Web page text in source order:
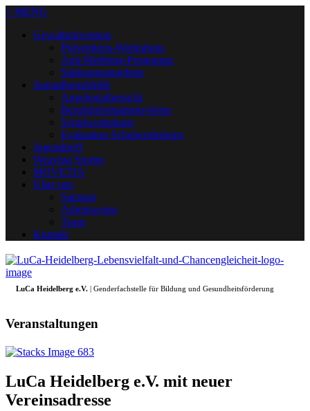
+ MENU
Gewaltprävention
Präventions-Workshops
Anti-Mobbing-Programm
Stärkungsangebote
Jugendberufshilfe
Angebotsübersicht
Berufsinformations-börse
Schulworkshops
Evaluation Schulworkshops
Jugendtreff
Weaving Stories
MOVETIA
Über uns
Satzung
Arbeitsweise
Team
Kontakt
LuCa Heidelberg e.V. | Genderfachstelle für Bildung und Gesundheitsförderung
Veranstaltungen
LuCa Heidelberg e.V. mit neuer
Vereinsadresse